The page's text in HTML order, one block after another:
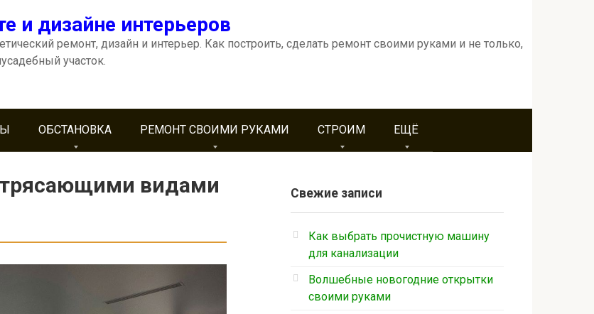
и дизайне интерьеров
ремонт, дизайн и интерьер. Как построить, сделать ремонт своими руками и не только,
участок.
ОБСТАНОВКА РЕМОНТ СВОИМИ РУКАМИ СТРОИМ ЕЩЁ
видами Свежие записи
Как выбрать прочистную машину
для канализации
Волшебные новогодние открытки
своими руками